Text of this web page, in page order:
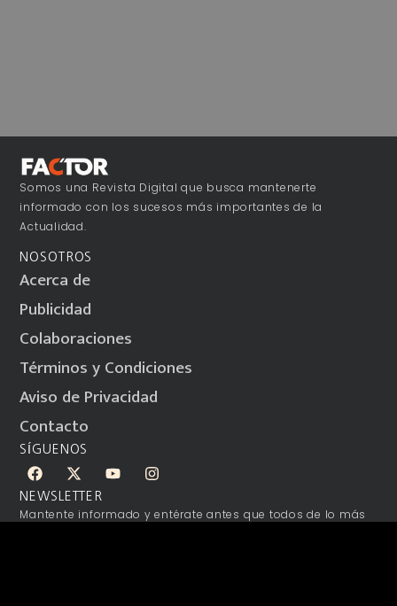
Somos una Revista Digital que busca mantenerte
informado con los sucesos más importantes de la
Actualidad.
NOSOTROS
Acerca de
Publicidad
Colaboraciones
Términos y Condiciones
Aviso de Privacidad
Contacto
SÍGUENOS
NEWSLETTER
Mantente informado y entérate antes que todos de lo más